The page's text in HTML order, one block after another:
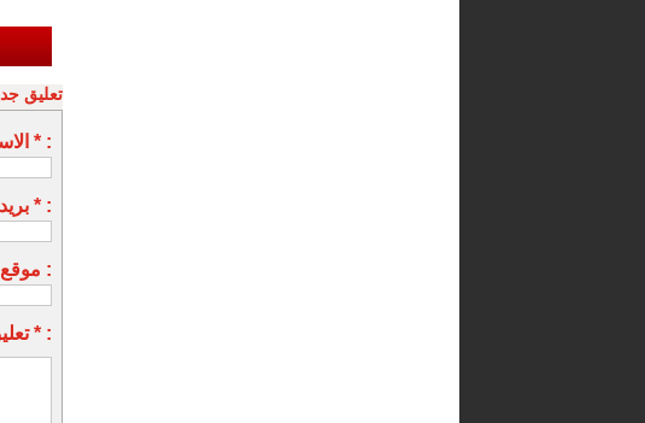
تعليق
الاسم * :
بريد الكتروني * :
موقع انترنت :
تعليق * :